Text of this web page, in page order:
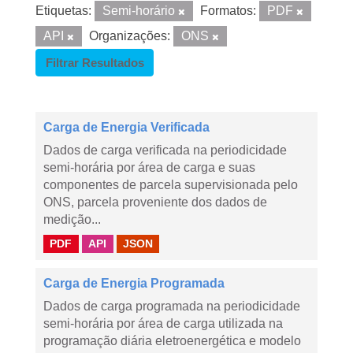
Etiquetas: Semi-horário Formatos:
PDF
API
Organizações:
ONS
Filtrar Resultados
Carga de Energia Verificada
Dados de carga verificada na periodicidade
semi-horária por área de carga e suas
componentes de parcela supervisionada pelo
ONS, parcela proveniente dos dados de
medição...
PDF API JSON
Carga de Energia Programada
Dados de carga programada na periodicidade
semi-horária por área de carga utilizada na
programação diária eletroenergética e modelo